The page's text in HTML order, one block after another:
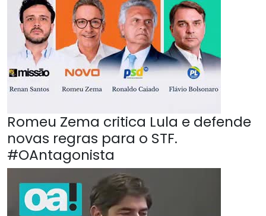
Romeu Zema critica Lula e defende
novas regras para o STF.
#OAntagonista